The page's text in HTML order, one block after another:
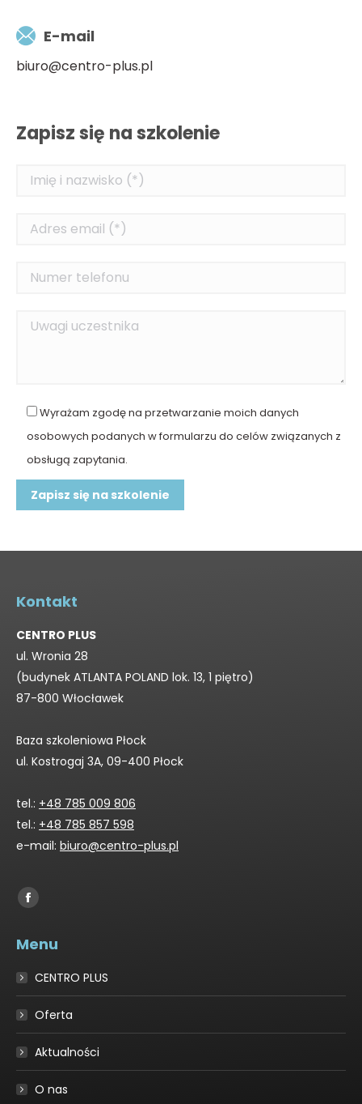
E-mail
biuro@centro-plus.pl
Zapisz się na szkolenie
Wyrażam zgodę na przetwarzanie moich danych
osobowych podanych w formularzu do celów związanych z
obsługą zapytania.
Kontakt
CENTRO PLUS
ul. Wronia 28
(budynek ATLANTA POLAND lok. 13, 1 piętro)
87-800 Włocławek
Baza szkoleniowa Płock
ul. Kostrogaj 3A, 09-400 Płock
tel.: +48 785 009 806
tel.: +48 785 857 598
e-mail: biuro@centro-plus.pl
Find us on:
Facebook
opens
in
window
Menu
CENTRO PLUS
Oferta
Aktualności
O nas